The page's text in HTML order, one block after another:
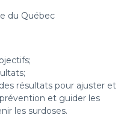
du Québec
résultats pour ajuster et
et guider les
les surdoses.